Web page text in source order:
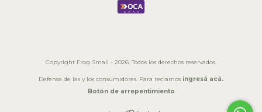
Copyright Frog Small - 2026. Todos los derechos reservados.
Defensa de las y los consumidores. Para reclamos ingresá acá.
Botón de arrepentimiento